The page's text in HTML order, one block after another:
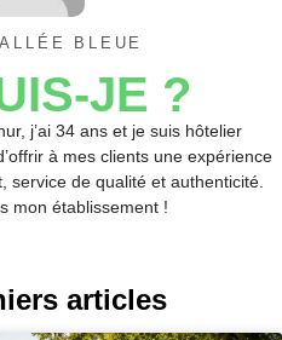
BLEUE
JE ?
j’ai 34 ans et je suis hôtelier
à mes clients une expérience
service de qualité et authenticité.
mon établissement !
articles